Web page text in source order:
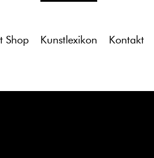
Shop Kunstlexikon Kontakt